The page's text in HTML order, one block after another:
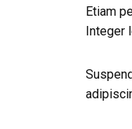
Etiam
Integer